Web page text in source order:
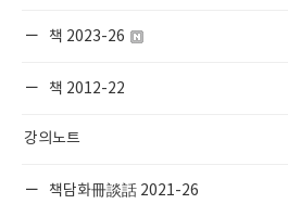
책 2023-26
책 2012-22
강의노트
책담화冊談話 2021-26